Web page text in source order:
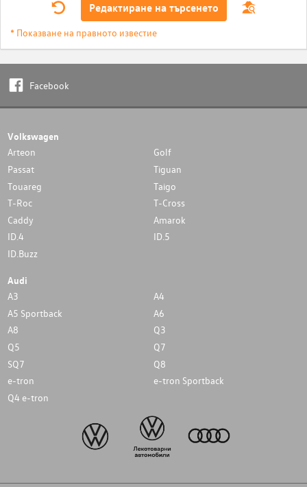
Редактиране на търсенето
* Показване на правното известие
Facebook
Volkswagen
Arteon
Golf
Passat
Tiguan
Touareg
Taigo
T-Roc
T-Cross
Caddy
Amarok
ID.4
ID.5
ID.Buzz
Audi
A3
A4
A5 Sportback
A6
A8
Q3
Q5
Q7
SQ7
Q8
e-tron
e-tron Sportback
Q4 e-tron